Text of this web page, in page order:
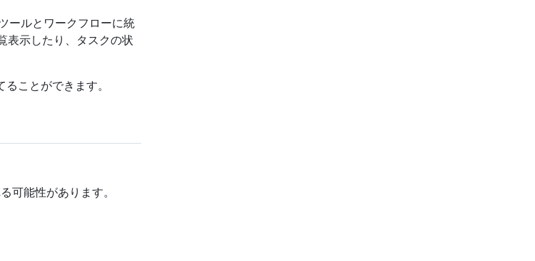
ールとワークフローに統
表示したり、タスクの状
ことができます。
可能性があります。